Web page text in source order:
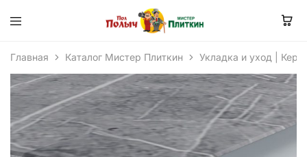
Главная Каталог Мистер Плиткин Укладка и уход |